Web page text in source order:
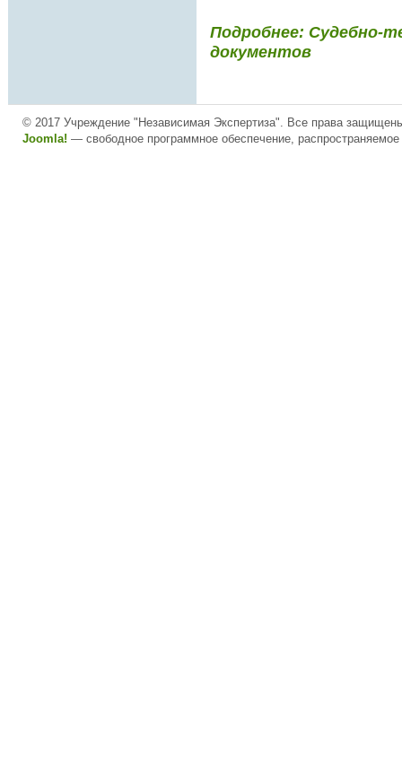
Подробнее: Судебно-
документов
© 2017 Учреждение "Независимая Экспертиза". Все права
Joomla! — свободное программное обеспечение,